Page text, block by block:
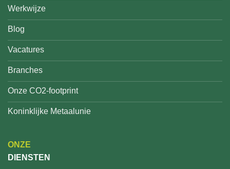
Werkwijze
Blog
Vacatures
Branches
Onze CO2-footprint
Koninklijke Metaalunie
ONZE
DIENSTEN